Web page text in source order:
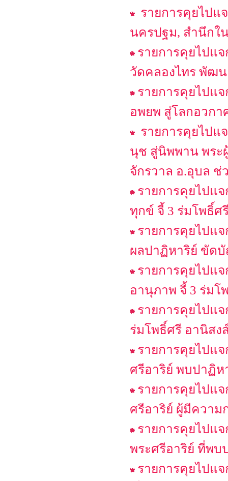
รายการคุยไปแ
นครปฐม, สำนึกใ
รายการคุยไปแ
วัดคลองไทร พัฒ
รายการคุยไปแ
อพยพ สู่โลกอวกา
รายการคุยไปแ
นุช สู่นิพพาน พระ
จักรวาล อ.อุบล ช่
รายการคุยไปแ
ทุกข์ จี้ 3 ร่มโพธิ์ศ
รายการคุยไปแ
ผลปาฏิหาริย์ ขัด
รายการคุยไปแ
อานุภาพ จี้ 3 ร่มโ
รายการคุยไปแ
ร่มโพธิ์ศรี อานิส
รายการคุยไปแ
ศรีอาริย์ พบปาฏิห
รายการคุยไปแ
ศรีอาริย์ ผู้มีควา
รายการคุยไปแ
พระศรีอาริย์ ที่พ
รายการคุยไปแจ